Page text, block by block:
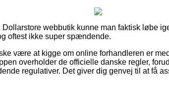
webbutik kunne man faktisk løbe
oftest ikke super spændende.
være at kigge om online forhandleren er
overholder de officielle danske regler,
regulativer. Det giver dig genvej til at få